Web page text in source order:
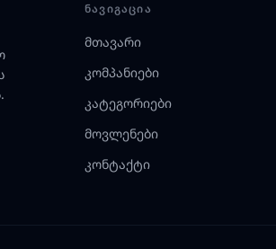
ᲜᲐᲕᲘᲒᲐᲪᲘᲐ
მთავარი
კომპანიები
კატეგორიები
მოვლენები
კონტაქტი